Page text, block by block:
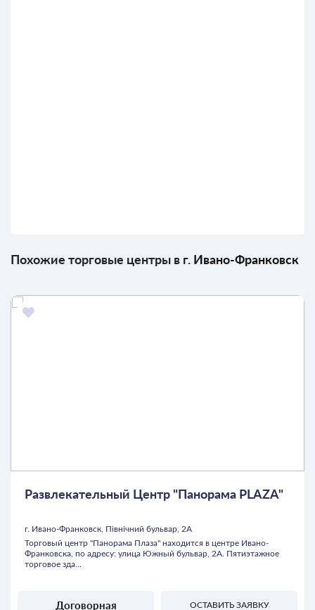
Похожие торговые центры в г. Ивано-Франковск
Развлекательный Центр "Панорама PLAZA"
г. Ивано-Франковск, Північний бульвар, 2А
Торговый центр "Панорама Плаза" находится в центре Ивано-
Франковска, по адресу: улица Южный бульвар, 2А. Пятиэтажное
торговое зда...
Договорная ОСТАВИТЬ ЗАЯВКУ